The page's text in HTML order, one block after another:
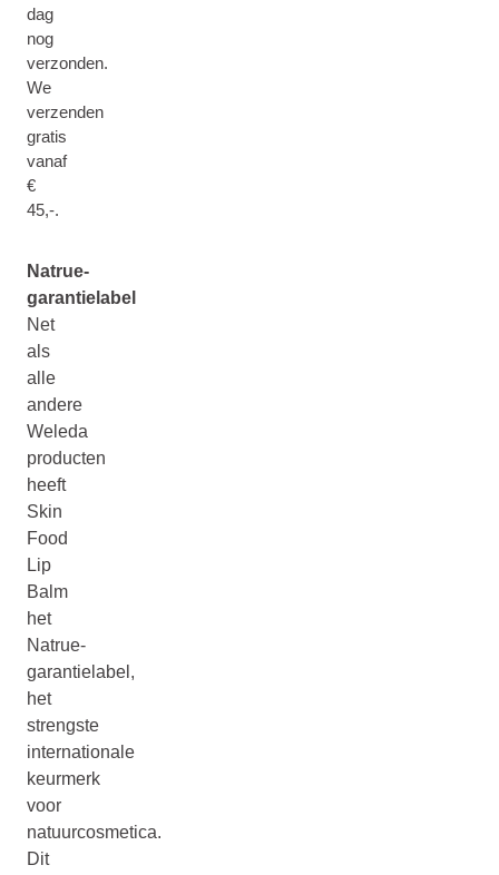
dag
nog
verzonden.
We
verzenden
gratis
vanaf
€
45,-.
Natrue-
garantielabel
Net
als
alle
andere
Weleda
producten
heeft
Skin
Food
Lip
Balm
het
Natrue-
garantielabel,
het
strengste
internationale
keurmerk
voor
natuurcosmetica.
Dit